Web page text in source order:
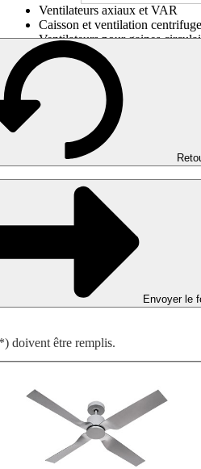
Ventilateurs axiaux et VAR
Caisson et ventilation
Ventilateurs pour gaines
Ventilateurs pour gaines
Tourelles de toiture
Désenfumage, détection
Ventilateurs antidéflagrants
Mesurer. Contrôler. Réguler.
Traitement d'air
Accessoires aérauliques
Envoyer le
doivent être remplis.